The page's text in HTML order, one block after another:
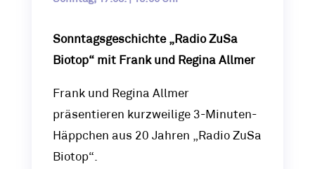
Sonntagsgeschichte „Radio ZuSa
Biotop“ mit Frank und Regina Allmer
Frank und Regina Allmer
präsentieren kurzweilige 3-Minuten-
Häppchen aus 20 Jahren „Radio ZuSa
Biotop“.